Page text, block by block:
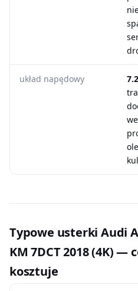
układ napędowy
Typowe usterki Audi
KM 7DCT 2018 (4K) —
kosztuje